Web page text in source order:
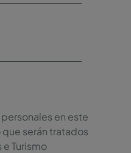
en este
serán tratados
Turismo